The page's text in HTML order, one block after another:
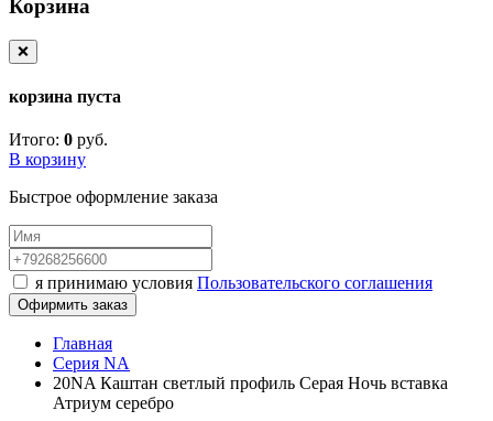
Корзина
❌
корзина пуста
Итого: 0 руб.
В корзину
Быстрое оформление заказа
я принимаю условия Пользовательского соглашения
Офирмить заказ
Главная
Серия NA
20NA Каштан светлый профиль Серая Ночь вставка
Атриум серебро